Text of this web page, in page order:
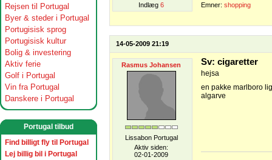
Rejsen til Portugal
Byer & steder i Portugal
Portugisisk sprog
Portugisisk kultur
Bolig & investering
Aktiv ferie
Golf i Portugal
Vin fra Portugal
Danskere i Portugal
Portugal tilbud
Find billigt fly til Portugal
Lej billig bil i Portugal
Indlæg 6 Emner: shopping
14-05-2009 21:19
Rasmus Johansen
Lissabon Portugal
Aktiv siden:
02-01-2009
Sv: cigaretter
hejsa
en pakke marlboro
algarve